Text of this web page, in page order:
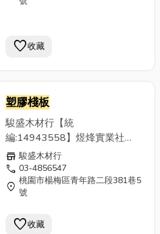
用量，不必倚靠全新訂作，付出
可供參考，(品項繁多,請來電洽
不符現場使用，亦有收購或折價
回饋之評估服務。 ◆棧板 ◆
膠棧板 ◆紙棧板 ◆棧板回收 ◆
二手棧板 ◆棧板回收製造 ◆出
口貨物包裝
favorite收藏
塑膠棧板
駿盛木材行【統
編:14943558】煜烽實業社
【統編:49900289】專營二手
木棧板、塑膠棧板
賣，秉持資源回收再利用與降低
客戶包裝運輸成本為經營目標，
與塑膠棧板
store 駿盛木材行
call 03-4856547
location_on 桃園市楊梅區青年路二段381巷5
號
favorite收藏